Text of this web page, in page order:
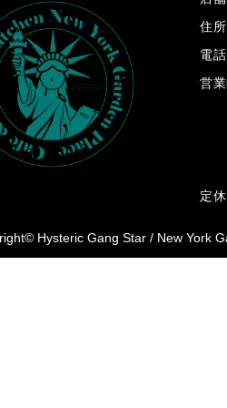
住所
電
営
定
Hysteric Gang Star / New York